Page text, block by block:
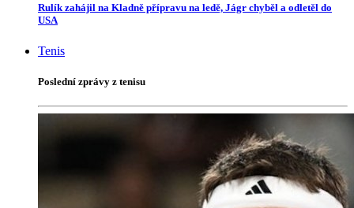
Rulík zahájil na Kladně přípravu na ledě, Jágr chyběl a odletěl do
USA
Tenis
Poslední zprávy z tenisu